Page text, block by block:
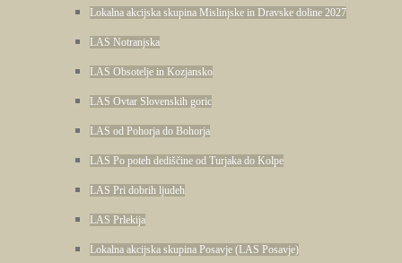
Lokalna akcijska skupina Mislinjske in Dravske doline 2027
LAS Notranjska
LAS Obsotelje in Kozjansko
LAS Ovtar Slovenskih goric
LAS od Pohorja do Bohorja
LAS Po poteh dediščine od Turjaka do Kolpe
LAS Pri dobrih ljudeh
LAS Prlekija
Lokalna akcijska skupina Posavje (LAS Posavje)